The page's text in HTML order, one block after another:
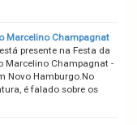
Marcelino Champagnat
presente na Festa da
Marcelino Champagnat -
Novo Hamburgo.No
é falado sobre os